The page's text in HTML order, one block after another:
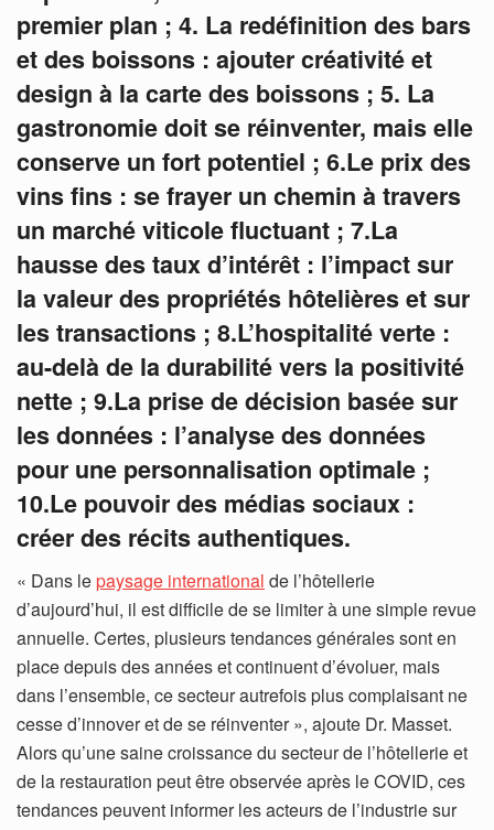
premier plan ; 4. La redéfinition des bars
et des boissons : ajouter créativité et
design à la carte des boissons ; 5. La
gastronomie doit se réinventer, mais elle
conserve un fort potentiel ; 6.Le prix des
vins fins : se frayer un chemin à travers
un marché viticole fluctuant ; 7.La
hausse des taux d’intérêt : l’impact sur
la valeur des propriétés hôtelières et sur
les transactions ; 8.L’hospitalité verte :
au-delà de la durabilité vers la positivité
nette ; 9.La prise de décision basée sur
les données : l’analyse des données
pour une personnalisation optimale ;
10.Le pouvoir des médias sociaux :
créer des récits authentiques.
« Dans lepaysage international de l’hôtellerie
d’aujourd’hui, il est difficile de se limiter à une simple revue
annuelle. Certes, plusieurs tendances générales sont en
place depuis des années et continuent d’évoluer, mais
dans l’ensemble, ce secteur autrefois plus complaisant ne
cesse d’innover et de se réinventer », ajoute Dr. Masset.
Alors qu’une saine croissance du secteur de l’hôtellerie et
de la restauration peut être observée après le COVID, ces
tendances peuvent informer les acteurs de l’industrie sur